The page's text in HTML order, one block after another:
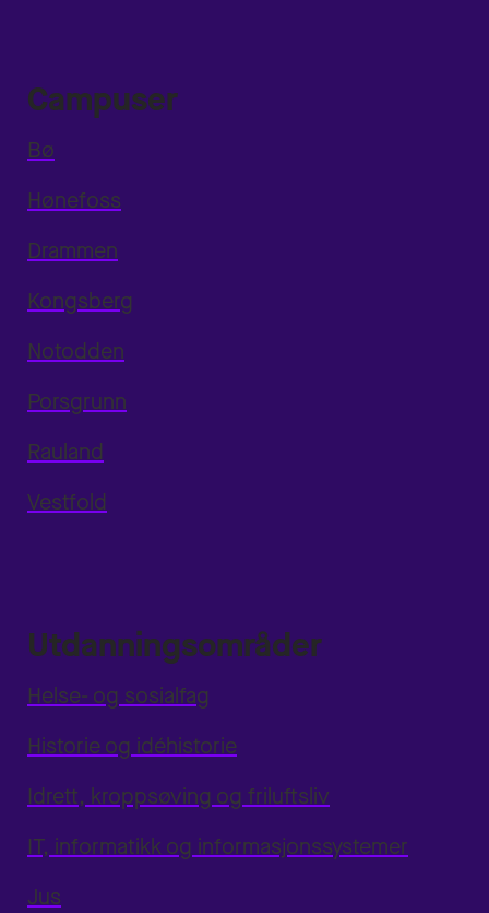
Campuser
Bø
Hønefoss
Drammen
Kongsberg
Notodden
Porsgrunn
Rauland
Vestfold
Utdanningsområder
Helse- og sosialfag
Historie og idéhistorie
Idrett, kroppsøving og friluftsliv
IT, informatikk og informasjonssystemer
Jus